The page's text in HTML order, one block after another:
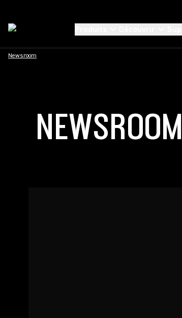
Newsroom
NEWSROOM